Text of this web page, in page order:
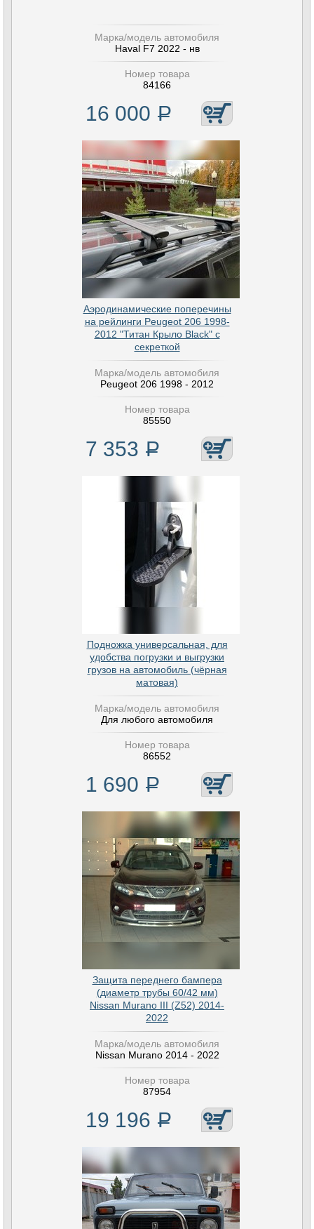
Марка/модель автомобиля
Haval F7 2022 - нв
Номер товара
84166
16 000 Р
Аэродинамические поперечины
на рейлинги Peugeot 206 1998-
2012 "Титан Крыло Black" с
секреткой
Марка/модель автомобиля
Peugeot 206 1998 - 2012
Номер товара
85550
7 353 Р
Подножка универсальная, для
удобства погрузки и выгрузки
грузов на автомобиль (чёрная
матовая)
Марка/модель автомобиля
Для любого автомобиля
Номер товара
86552
1 690 Р
Защита переднего бампера
(диаметр трубы 60/42 мм)
Nissan Murano III (Z52) 2014-
2022
Марка/модель автомобиля
Nissan Murano 2014 - 2022
Номер товара
87954
19 196 Р